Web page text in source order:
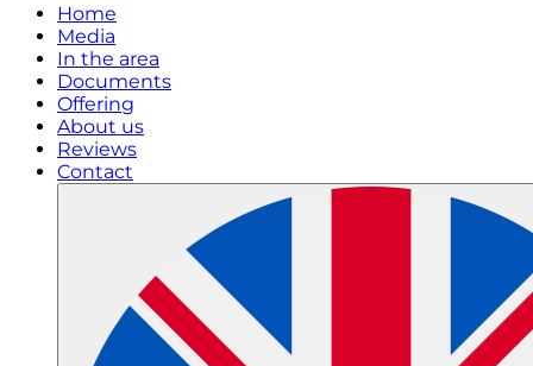
Home
Media
In the area
Documents
Offering
About us
Reviews
Contact